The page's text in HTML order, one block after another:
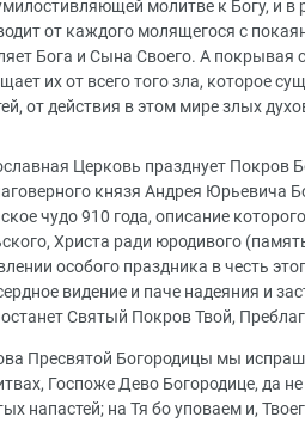
молитве к Богу, и
от каждого молящегося с
Бога и Сына Своего. А
их от всего того зла, которое
от действия в этом мире злых
Церковь празднует Покров
князя Андрея Юрьевича
чудо 910 года, описание
Христа ради юродивого
особого праздника в честь
видение и паче надеяния и
Святый Покров Твой,
Пресвятой Богородицы мы
Госпоже Дево Богородице, да
напастей; на Тя бо уповаем и,